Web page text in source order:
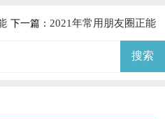
下一篇： 2021年常用朋友圈正能